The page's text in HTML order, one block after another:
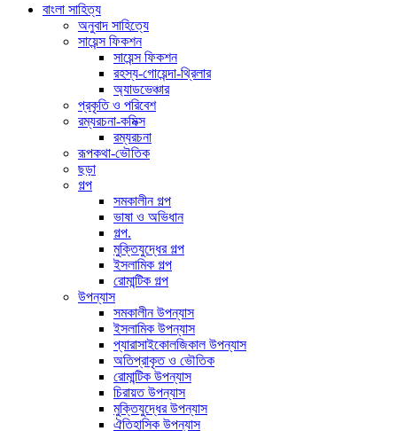
বাংলা সাহিত্য
অনুবাদ সাহিত্যে
সায়েন্স ফিকশন
সায়েন্স ফিকশন
রহস্য-গোয়েন্দা-থ্রিলার
অ্যাডভেঞ্চার
প্রকৃতি ও পরিবেশ
রম্যরচনা-কমিক্স
রম্যরচনা
রূপকথা-ভৌতিক
ছড়া
গল্প
সমকালীন গল্প
ভাষা ও অভিধান
গল্প.
মুক্তিযুদ্ধের গল্প
ইসলামিক গল্প
রোমান্টিক গল্প
উপন্যাস
সমকালীন উপন্যাস
ইসলামিক উপন্যাস
প্যারাসাইকোলজিকাল উপন্যাস
অতিপ্রাকৃত ও ভৌতিক
রোমান্টিক উপন্যাস
চিরায়ত উপন্যাস
মুক্তিযুদ্ধের উপন্যাস
ঐতিহাসিক উপন্যাস